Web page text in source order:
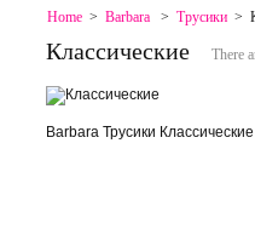
Home > Barbara > Трусики >
Классические There
Barbara Трусики